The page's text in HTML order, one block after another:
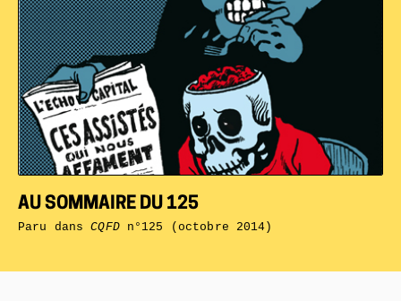
AU SOMMAIRE DU 125
Paru dansCQFDn°125 (octobre 2014)